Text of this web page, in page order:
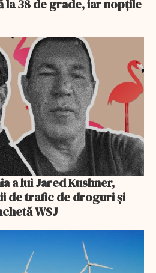
38 de grade, iar nopțile
a lui Jared Kushner,
de trafic de droguri și
WSJ